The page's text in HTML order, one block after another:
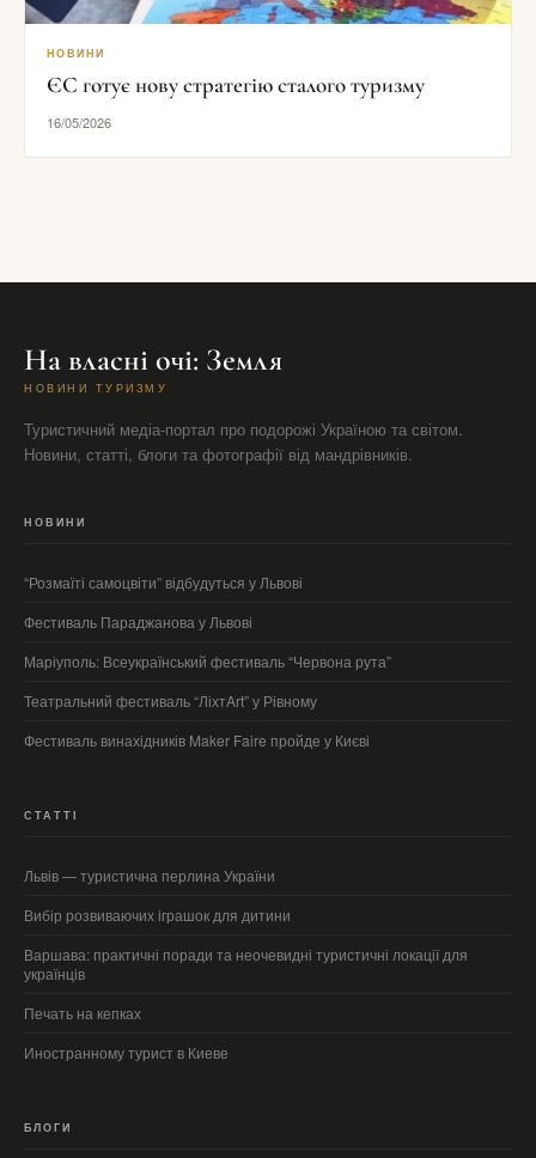
НОВИНИ
ЄС готує нову стратегію сталого туризму
16/05/2026
На власні очі: Земля
НОВИНИ ТУРИЗМУ
Туристичний медіа-портал про подорожі Україною та світом.
Новини, статті, блоги та фотографії від мандрівників.
НОВИНИ
“Розмаїті самоцвіти” відбудуться у Львові
Фестиваль Параджанова у Львові
Маріуполь: Всеукраїнський фестиваль “Червона рута”
Театральний фестиваль “ЛіхтArt” у Рівному
Фестиваль винахідників Maker Faire пройде у Києві
СТАТТІ
Львів — туристична перлина України
Вибір розвиваючих іграшок для дитини
Варшава: практичні поради та неочевидні туристичні локації для
українців
Печать на кепках
Иностранному турист в Киеве
БЛОГИ